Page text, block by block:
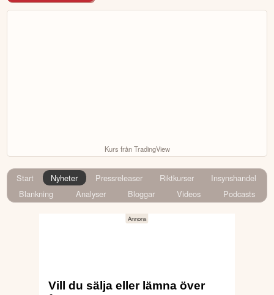
Kurs från TradingView
Start Nyheter Pressreleaser Riktkurser
Insynshandel
Blankning
Analyser Bloggar Videos Podcasts